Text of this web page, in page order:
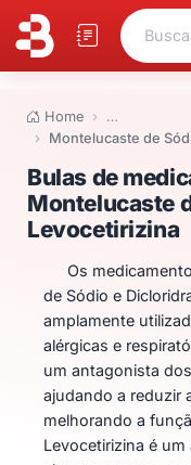
Home
…
Montelucaste de
Bulas de
Bulas de
Montelucaste
Levocetirizina
Os
de Sódio e
amplamente
alérgicas e
um antagonista
ajudando a reduzir
melhorando a
Levocetirizina é